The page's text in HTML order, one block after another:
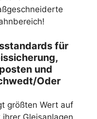
für
und
Oder
größten Wert auf